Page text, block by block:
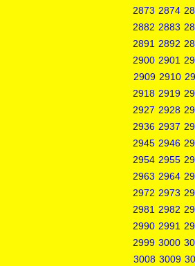
2873 2874
2882 2883
2891 2892
2900 2901
2909 2910
2918 2919
2927 2928
2936 2937
2945 2946
2954 2955
2963 2964
2972 2973
2981 2982
2990 2991
2999 3000
3008 3009